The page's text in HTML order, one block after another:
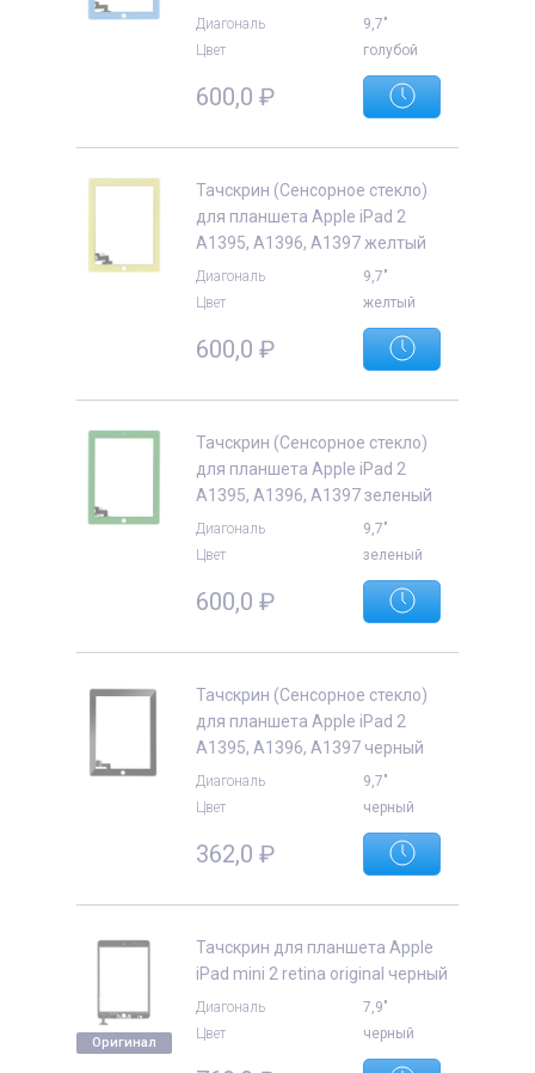
Диагональ
9,7"
Цвет
голубой
600,0 ₽
Тачскрин (Сенсорное стекло)
для планшета Apple iPad 2
A1395, A1396, A1397 желтый
Диагональ
9,7"
Цвет
желтый
600,0 ₽
Тачскрин (Сенсорное стекло)
для планшета Apple iPad 2
A1395, A1396, A1397 зеленый
Диагональ
9,7"
Цвет
зеленый
600,0 ₽
Тачскрин (Сенсорное стекло)
для планшета Apple iPad 2
A1395, A1396, A1397 черный
Диагональ
9,7"
Цвет
черный
362,0 ₽
Оригинал
Тачскрин для планшета Apple
iPad mini 2 retina original черный
Диагональ
7,9"
Цвет
черный